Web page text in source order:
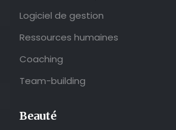
Logiciel de gestion
Ressources humaines
Coaching
Team-building
Beauté